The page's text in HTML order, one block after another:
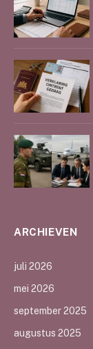
ARCHIEVEN
juli 2026
mei 2026
september 2025
augustus 2025